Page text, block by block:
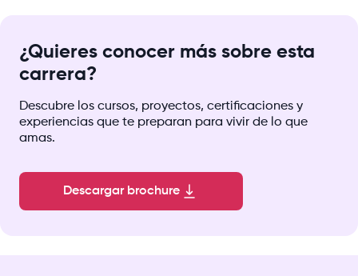
¿Quieres conocer más sobre esta
carrera?
Descubre los cursos, proyectos, certificaciones y
experiencias que te preparan para vivir de lo que
amas.
Descargar brochure